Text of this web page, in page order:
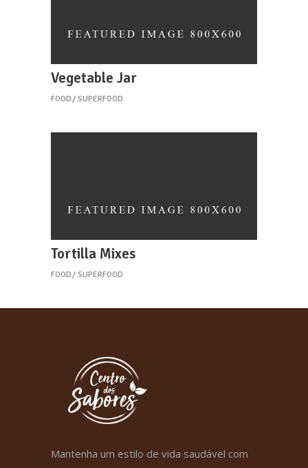
Vegetable Jar
FOOD SUPERFOOD
Tortilla Mixes
FOOD SUPERFOOD
Mantenha um estilo de vida saudável com